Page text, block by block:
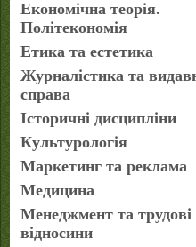
Економічна теорія.
Політекономія
Етика та естетика
Журналістика та
справа
Історичні дисципліни
Культурологія
Маркетинг та реклама
Медицина
Менеджмент та трудові
відносини